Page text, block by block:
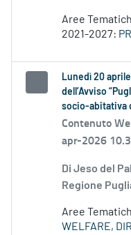
Aree
2021-2027:
Lunedì 20
dell’Avviso
socio-abitativa
Contenuto
apr-2026
Di Jeso del
Regione
Aree
WELFARE,